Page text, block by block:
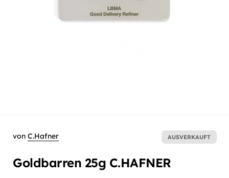
von C.Hafner
Goldbarren 25g C.HAFNER
AUSVERKAUFT